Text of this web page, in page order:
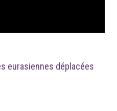
eurasiennes déplacées